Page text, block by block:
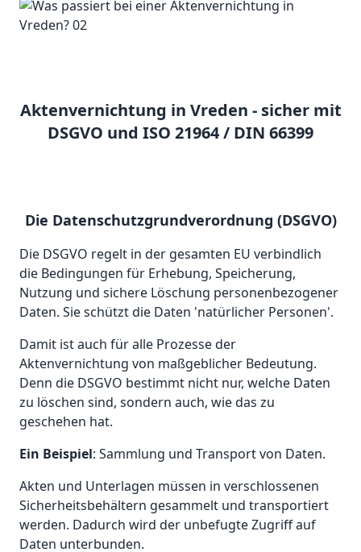
Aktenvernichtung in Vreden - sicher mit
DSGVO und ISO 21964 / DIN 66399
Die Datenschutzgrundverordnung (DSGVO)
Die DSGVO regelt in der gesamten EU verbindlich
die Bedingungen für Erhebung, Speicherung,
Nutzung und sichere Löschung personenbezogener
Daten. Sie schützt die Daten 'natürlicher Personen'.
Damit ist auch für alle Prozesse der
Aktenvernichtung von maßgeblicher Bedeutung.
Denn die DSGVO bestimmt nicht nur, welche Daten
zu löschen sind, sondern auch, wie das zu
geschehen hat.
Ein Beispiel: Sammlung und Transport von Daten.
Akten und Unterlagen müssen in verschlossenen
Sicherheitsbehältern gesammelt und transportiert
werden. Dadurch wird der unbefugte Zugriff auf
Daten unterbunden.